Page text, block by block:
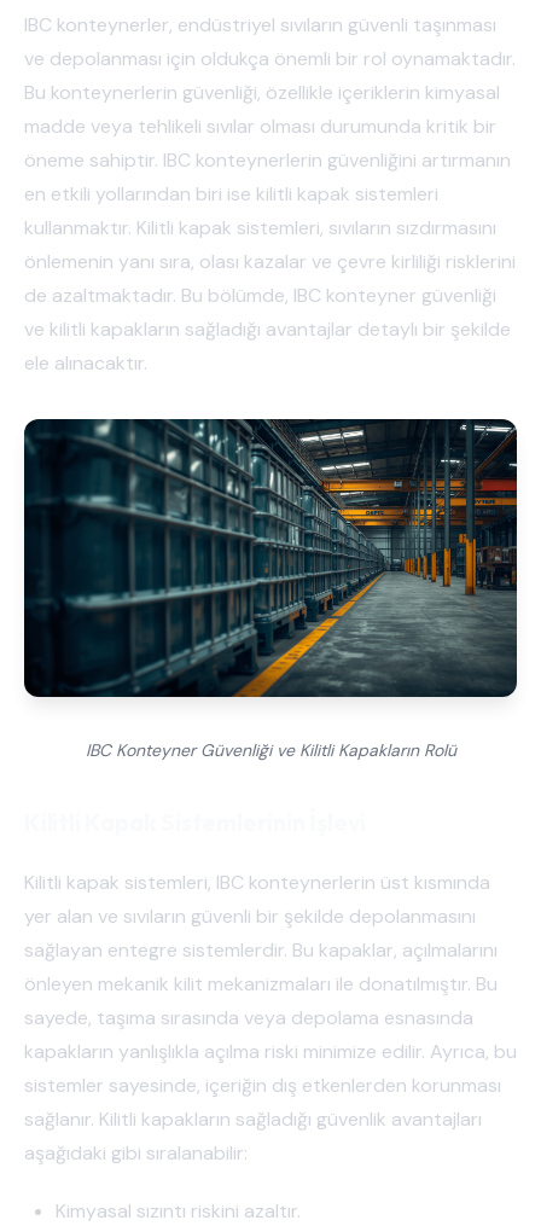
IBC konteynerler, endüstriyel sıvıların güvenli taşınması
ve depolanması için oldukça önemli bir rol oynamaktadır.
Bu konteynerlerin güvenliği, özellikle içeriklerin kimyasal
madde veya tehlikeli sıvılar olması durumunda kritik bir
öneme sahiptir. IBC konteynerlerin güvenliğini artırmanın
en etkili yollarından biri ise kilitli kapak sistemleri
kullanmaktır. Kilitli kapak sistemleri, sıvıların sızdırmasını
önlemenin yanı sıra, olası kazalar ve çevre kirliliği risklerini
de azaltmaktadır. Bu bölümde, IBC konteyner güvenliği
ve kilitli kapakların sağladığı avantajlar detaylı bir şekilde
ele alınacaktır.
IBC Konteyner Güvenliği ve Kilitli Kapakların Rolü
Kilitli kapak sistemleri, IBC konteynerlerin üst kısmında
yer alan ve sıvıların güvenli bir şekilde depolanmasını
sağlayan entegre sistemlerdir. Bu kapaklar, açılmalarını
önleyen mekanik kilit mekanizmaları ile donatılmıştır. Bu
sayede, taşıma sırasında veya depolama esnasında
kapakların yanlışlıkla açılma riski minimize edilir. Ayrıca, bu
sistemler sayesinde, içeriğin dış etkenlerden korunması
sağlanır. Kilitli kapakların sağladığı güvenlik avantajları
aşağıdaki gibi sıralanabilir:
Kimyasal sızıntı riskini azaltır.